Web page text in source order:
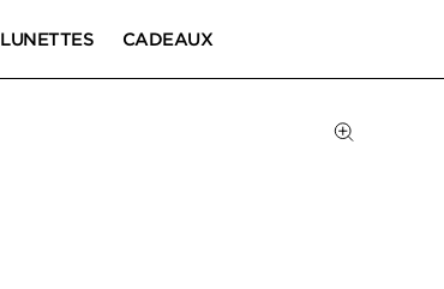
LUNETTES CADEAUX